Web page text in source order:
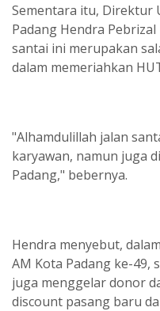
Sementara itu, Direktur
Padang Hendra
santai ini merupakan
dalam memeriahkan
"Alhamdulillah jalan
karyawan, namun juga
Padang," bebernya.
Hendra menyebut,
AM Kota Padang ke-49,
juga menggelar donor
discount pasang baru